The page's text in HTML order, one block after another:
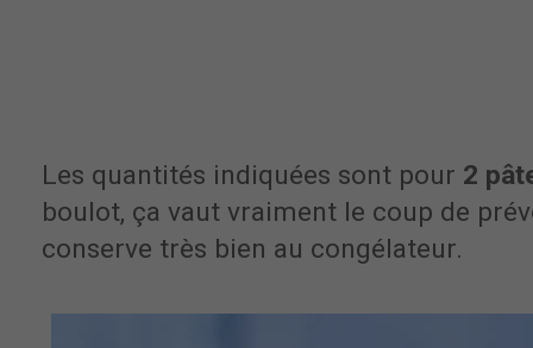
Les quantités indiquées sont pour 2
boulot, ça vaut vraiment le coup de
conserve très bien au congélateur.